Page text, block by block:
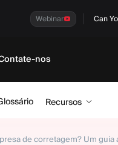
Webinar Can
nos
Recursos
de corretagem? Um guia